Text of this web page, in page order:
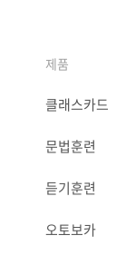
제품
클래스카드
문법훈련
듣기훈련
오토보카